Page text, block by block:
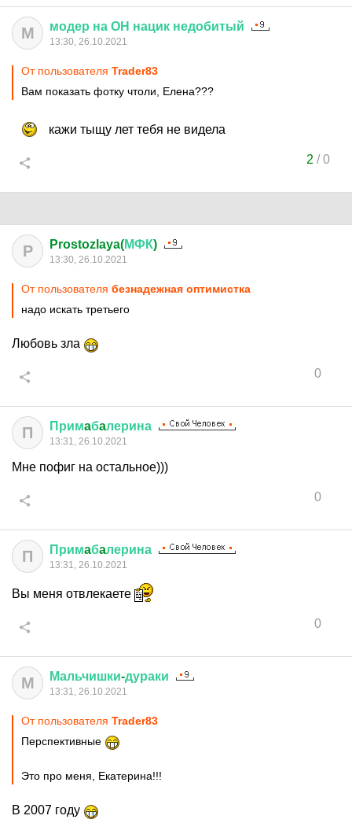
М модер на ОН нацик недобитый
13:30, 26.10.2021
От пользователя Trader83
Вам показать фотку чтоли, Елена???
кажи тыщу лет тебя не видела
2 /0
P Prostozlaya(МФК)
13:30, 26.10.2021
От пользователя безнадежная оптимистка
надо искать третьего
Любовь зла
0
П Примaбaлерина
13:31, 26.10.2021
Мне пофиг на остальное)))
0
П Примaбaлерина
13:31, 26.10.2021
Вы меня отвлекаете
0
М Мальчишки-дураки
13:31, 26.10.2021
От пользователя Trader83
Перспективные
Это про меня, Екатерина!!!
В 2007 году